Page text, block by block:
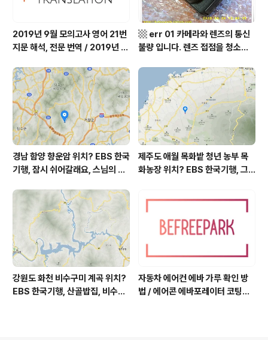
2019년 9월 모의고사 영어 21번
지문 해석, 전문 번역 / 2019년 9
역, 평가원 2019년 고3 9월 영어
영역 외국어영역 전문 해석, Engli
sh to Korean translation
▩ err 01 카메라와 렌즈의 통신
불량 입니다. 렌즈 접점을 청소하
경남 함양 향운암 위치? EBS 한국
기행, 잠시 쉬어갈래요, 스님의 어
상남도 함양군 가볼 만한 곳, 용추
계곡 향운암 명천스님, 덕유산 황
석산 거망산 기백산
제주도 애월 목화밭 청년 농부 목
화농장 위치? EBS 한국기행, 그
디? / 제주도 가볼 만한 곳
강원도 화천 비수구미 계곡 위치?
EBS 한국기행, 산골밥집, 비수구
자동차 에어컨 에바 가루 확인 방
법 / 에어콘 에바포레이터 코팅제